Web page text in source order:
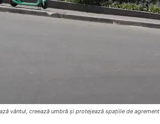
vântul, creează umbră și protejează spațiile de agrement